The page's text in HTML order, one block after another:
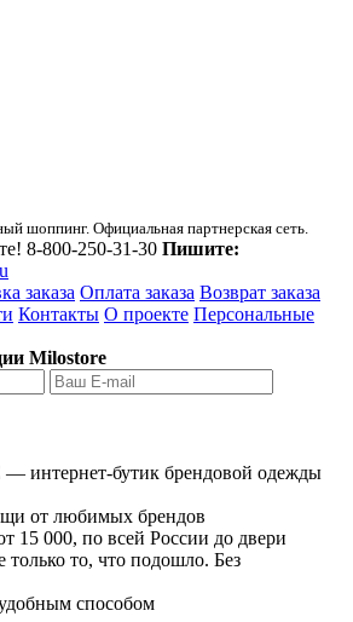
шоппинг. Официальная партнерская сеть.
8-800-250-31-30 Пишите:
заказа Оплата заказа Возврат заказа
Контакты О проекте Персональные
Milostore
интернет-бутик брендовой одежды
от любимых брендов
15 000, по всей России до двери
только то, что подошло. Без
способом